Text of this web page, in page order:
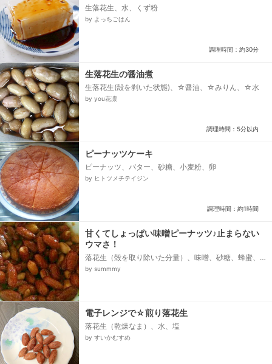
生落花生、水、くず粉
by よっちごはん
調理時間：約30分
生落花生の醤油煮
生落花生(殻を剥いた状態)、☆醤油、☆みりん、☆水
by you花凛
調理時間：5分以内
ピーナッツケーキ
ピーナッツ、バター、砂糖、小麦粉、卵
by ヒトツメチテイジン
調理時間：約1時間
甘くてしょっぱい味噌ピーナッツ♪止まらない
ウマさ！
落花生（殻を取り除いた分量）、味噌、砂糖、蜂蜜、
油
by summmy
電子レンジで☆煎り落花生
落花生（乾燥なま）、水、塩
by すいかむすめ